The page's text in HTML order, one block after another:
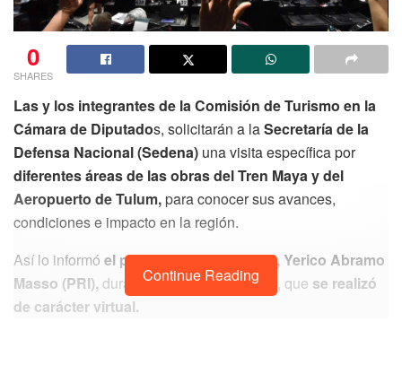
0
SHARES
Las y los integrantes de la Comisión de Turismo en la
Cámara de Diputados, solicitarán a laSecretaría de la
Defensa Nacional (Sedena) una visita específica por
diferentes áreas de las obras del Tren Maya y del
Aeropuerto de Tulum,para conocer sus avances,
condiciones e impacto en la región.
Así lo informó el presidente de la misma, Yerico Abramo
Masso (PRI), durante su reunión plenaria, que se realizó
de carácter virtual.
Continue Reading